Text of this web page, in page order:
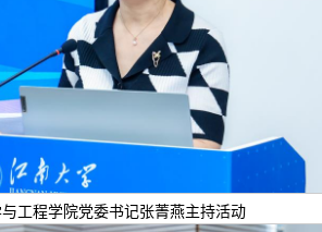
工程学院党委书记张菁燕主持活动